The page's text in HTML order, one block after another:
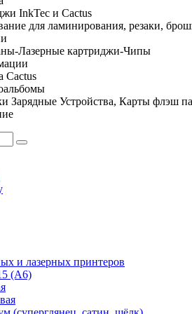
InkTec и Cactus
для ламинирования, резаки,
Лазерные картриджи-Чипы
Cactus
Зарядные Устройства, Карты флэш
и лазерных принтеров
(A6)